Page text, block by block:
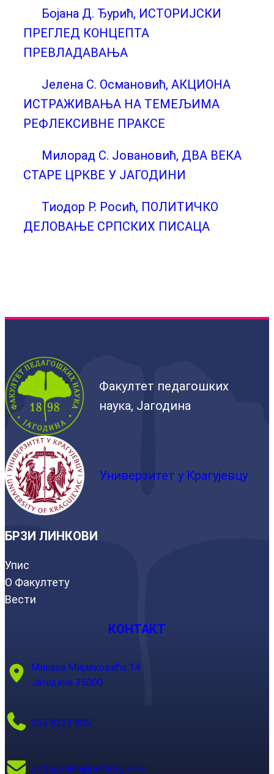
Бојана Д. Ђурић, ИСТОРИЈСКИ
ПРЕГЛЕД КОНЦЕПТА
ПРЕВЛАДАВАЊА
Јелена С. Османовић, АКЦИОНА
ИСТРАЖИВАЊА НА ТЕМЕЉИМА
РЕФЛЕКСИВНЕ ПРАКСЕ
Милорад С. Јовановић, ДВА ВЕКА
СТАРЕ ЦРКВЕ У ЈАГОДИНИ
Тиодор Р. Росић, ПОЛИТИЧКО
ДЕЛОВАЊЕ СРПСКИХ ПИСАЦА
Факултет педагошких
наука, Јагодина
Универзитет у Крагујевцу
БРЗИ ЛИНКОВИ
Упис
О Факултету
Вести
КОНТАКТ
Милана Мијалковића 14
Јагодина 35000
035 8223 805
pefjagodina@pefja.kg.ac.rs